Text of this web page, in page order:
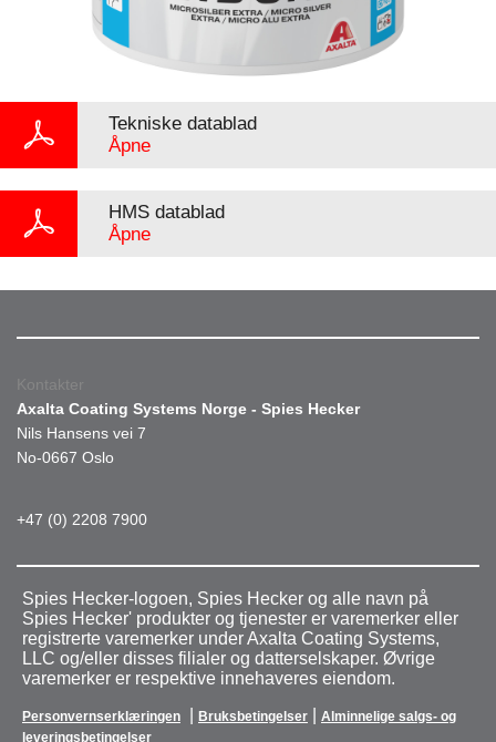
Tekniske datablad
Åpne
HMS datablad
Åpne
Kontakter
Axalta Coating Systems Norge - Spies Hecker
Nils Hansens vei 7
No-0667 Oslo
+47 (0) 2208 7900
Spies Hecker-logoen, Spies Hecker og alle navn på
Spies Hecker' produkter og tjenester er varemerker eller
registrerte varemerker under Axalta Coating Systems,
LLC og/eller disses filialer og datterselskaper. Øvrige
varemerker er respektive innehaveres eiendom.
Personvernserklæringen Bruksbetingelser
Alminnelige salgs- og
leveringsbetingelser